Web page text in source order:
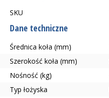
SKU
Dane techniczne
Średnica koła (mm)
Szerokość koła (mm)
Nośność (kg)
Typ łożyska